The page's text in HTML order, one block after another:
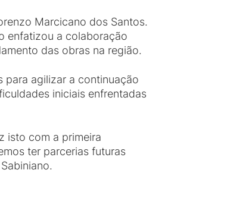
Marcicano dos Santos.
enfatizou a colaboração
das obras na região.
para agilizar a continuação
iniciais enfrentadas
isto com a primeira
ter parcerias futuras